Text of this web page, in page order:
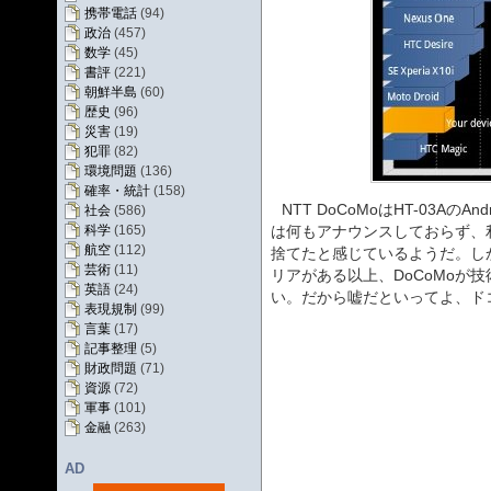
携帯電話 (94)
政治 (457)
数学 (45)
書評 (221)
朝鮮半島 (60)
歴史 (96)
災害 (19)
犯罪 (82)
環境問題 (136)
確率・統計 (158)
社会 (586)
科学 (165)
航空 (112)
芸術 (11)
英語 (24)
表現規制 (99)
言葉 (17)
記事整理 (5)
財政問題 (71)
資源 (72)
軍事 (101)
金融 (263)
AD
NTT DoCoMoはHT-03Aの
は何もアナウンスしておらず
捨てたと感じているようだ。
リアがある以上、DoCoMoが
い。だから嘘だといってよ、